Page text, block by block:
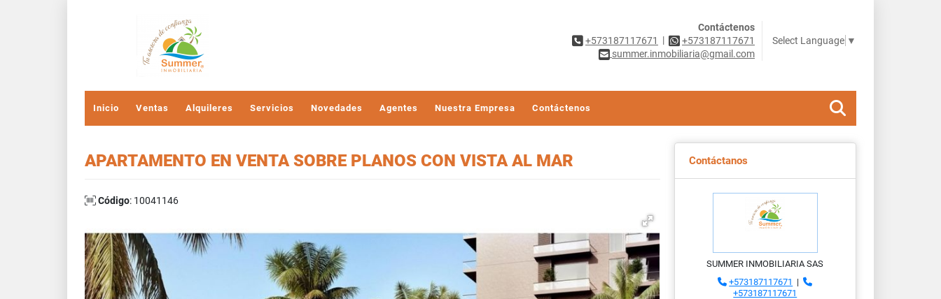
Contáctenos
+573187117671
|
+573187117671
summer.inmobiliaria@gmail.com
Select Language ▼
Inicio Ventas Alquileres Servicios Novedades Agentes Nuestra Empresa Contáctenos
APARTAMENTO EN VENTA SOBRE PLANOS CON VISTA AL MAR
Código: 10041146
Contáctanos
SUMMER INMOBILIARIA SAS
+573187117671 |
+573187117671